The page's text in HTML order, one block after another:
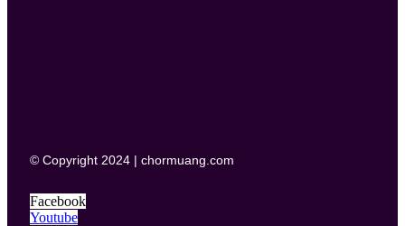
© Copyright 2024 | chormuang.com
Facebook
Youtube